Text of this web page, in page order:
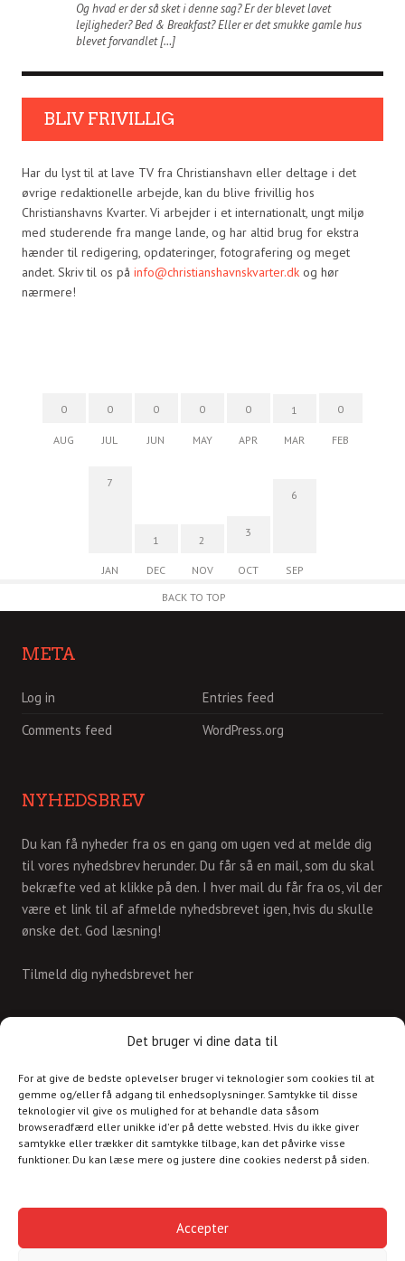
Det bruger vi dine data til
For at give de bedste oplevelser bruger vi teknologier som cookies til at
gemme og/eller få adgang til enhedsoplysninger. Samtykke til disse
teknologier vil give os mulighed for at behandle data såsom
browseradfærd eller unikke id'er på dette websted. Hvis du ikke giver
samtykke eller trækker dit samtykke tilbage, kan det påvirke visse
funktioner. Du kan læse mere og justere dine cookies nederst på siden.
Accepter
Og hvad er der så sket i denne sag? Er der blevet lavet
lejligheder? Bed & Breakfast? Eller er det smukke gamle hus
blevet forvandlet […]
BLIV FRIVILLIG
Har du lyst til at lave TV fra Christianshavn eller deltage i det
øvrige redaktionelle arbejde, kan du blive frivillig hos
Christianshavns Kvarter. Vi arbejder i et internationalt, ungt miljø
med studerende fra mange lande, og har altid brug for ekstra
hænder til redigering, opdateringer, fotografering og meget
andet. Skriv til os på info@christianshavnskvarter.dk og hør
nærmere!
0
AUG
0
JUL
0
JUN
0
MAY
0
APR
1
MAR
0
FEB
7
JAN
1
DEC
2
NOV
3
OCT
6
SEP
BACK TO TOP
META
Log in
Entries feed
Comments feed
WordPress.org
NYHEDSBREV
Du kan få nyheder fra os en gang om ugen ved at melde dig
til vores nyhedsbrev herunder. Du får så en mail, som du skal
bekræfte ved at klikke på den. I hver mail du får fra os, vil der
være et link til af afmelde nyhedsbrevet igen, hvis du skulle
ønske det. God læsning!
Tilmeld dig nyhedsbrevet her
Skriv til os på
info@christianshavnskvarter.dk
Christiania
Kultur